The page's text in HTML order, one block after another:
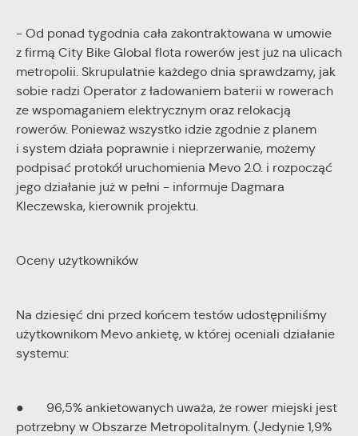
- Od ponad tygodnia cała zakontraktowana w umowie
z firmą City Bike Global flota rowerów jest już na ulicach
metropolii. Skrupulatnie każdego dnia sprawdzamy, jak
sobie radzi Operator z ładowaniem baterii w rowerach
ze wspomaganiem elektrycznym oraz relokacją
rowerów. Ponieważ wszystko idzie zgodnie z planem
i system działa poprawnie i nieprzerwanie, możemy
podpisać protokół uruchomienia Mevo 2.0. i rozpocząć
jego działanie już w pełni - informuje Dagmara
Kleczewska, kierownik projektu.
Oceny użytkowników
Na dziesięć dni przed końcem testów udostępniliśmy
użytkownikom Mevo ankietę, w której oceniali działanie
systemu:
● 96,5% ankietowanych uważa, że rower miejski jest
potrzebny w Obszarze Metropolitalnym. (Jedynie 1,9%